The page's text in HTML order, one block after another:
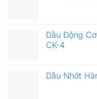
Dầu Động
CK-4
Dầu Nhớt